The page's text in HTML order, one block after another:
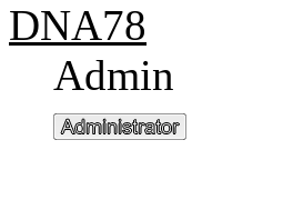
DNA78
Admin